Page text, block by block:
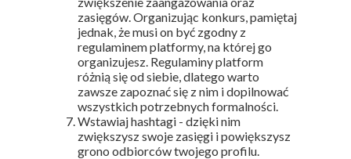
zasięgów. Organizując konkurs, pamiętaj
jednak, że musi on być zgodny z
regulaminem platformy, na której go
organizujesz. Regulaminy platform
różnią się od siebie, dlatego warto
zawsze zapoznać się z nim i dopilnować
wszystkich potrzebnych formalności.
Wstawiaj hashtagi - dzięki nim
zwiększysz swoje zasięgi i powiększysz
grono odbiorców twojego profilu.